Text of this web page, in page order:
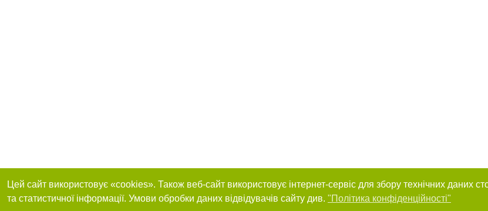
Цей сайт використовує «cookies». Також веб-сайт використовує інтернет-сервіс для збору технічних даних
та статистичної інформації. Умови обробки даних відвідувачів сайту див. "Політика конфіденційності"